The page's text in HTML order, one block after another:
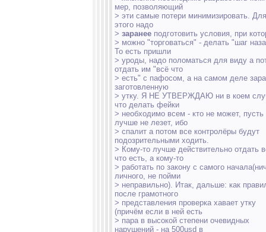
мер, позволяющий
> эти самые потери минимизировать. Для
этого надо
> заранее подготовить условия, при
> можно "торговаться" - делать "шаг
То есть пришли
> уроды, надо поломаться для виду а
отдать им "всё что
> есть" с пафосом, а на самом деле
заготовленную
> утку. Я НЕ УТВЕРЖДАЮ ни в коем
что делать фейки
> необходимо всем - кто не может, пусть
лучше не лезет, ибо
> спалит а потом все контролёры будут
подозрительными ходить.
> Кому-то лучше действительно отдать
что есть, а кому-то
> работать по закону с самого
личного, не пойми
> неправильно). Итак, дальше: как
после грамотного
> представления проверка хавает утку
(причём если в ней есть
> пара в высокой степени очевидных
нарушений - на 500usd в